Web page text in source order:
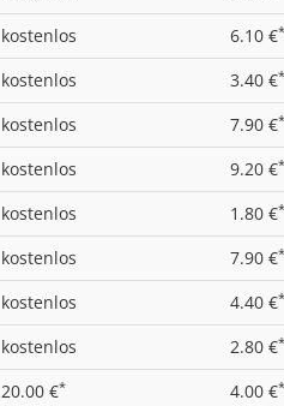
kostenlos 6.10 €*
kostenlos 3.40 €*
kostenlos 7.90 €*
kostenlos 9.20 €*
kostenlos 1.80 €*
kostenlos 7.90 €*
kostenlos 4.40 €*
kostenlos 2.80 €*
20.00 €* 4.00 €*